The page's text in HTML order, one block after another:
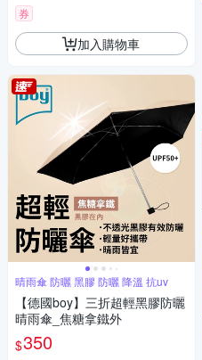
券
加入購物車
晴雨傘 防曬 黑膠 防曬 降溫 抗uv
【德國boy】三折超輕黑膠防曬
晴雨傘_焦糖拿鐵外
$350